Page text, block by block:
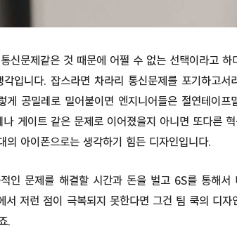
신문제같은 것 때문에 어쩔 수 없는 선택이라고 하
입니다. 잡스라면 차라리 통신문제를 포기하고서
공밀레로 밀어붙이면 엔지니어들은 절연테이프
게이트 같은 문제로 이어졌을지 아니면 또다른 혁
아이폰으로는 생각하기 힘든 디자인입니다.
인 문제를 해결할 시간과 돈을 벌고 6S를 통해서
저런 점이 극복되지 못한다면 그건 팀 쿡의 디자
.